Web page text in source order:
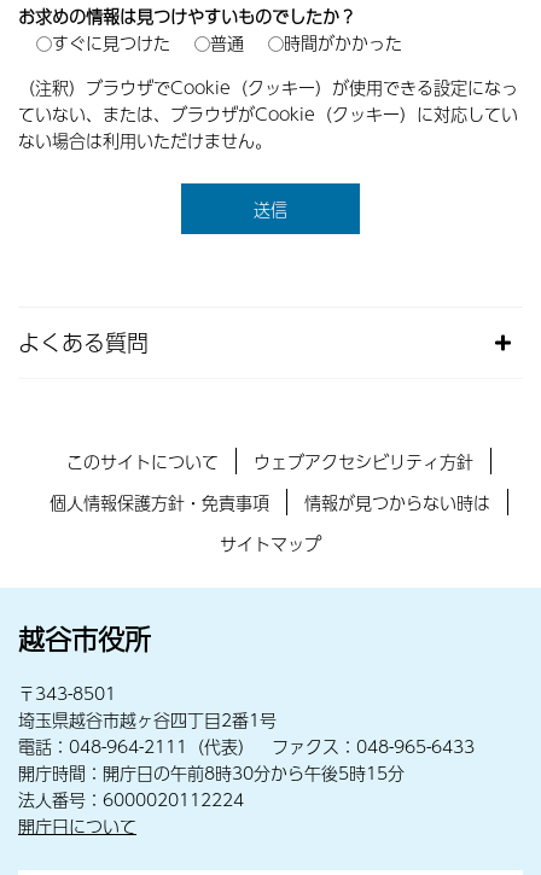
お求めの情報は見つけやすいものでしたか？
すぐに見つけた
普通
時間がかかった
（注釈）ブラウザでCookie（クッキー）が使用できる設定になっ
ていない、または、ブラウザがCookie（クッキー）に対応してい
ない場合は利用いただけません。
よくある質問
このサイトについて
ウェブアクセシビリティ方針
個人情報保護方針・免責事項
情報が見つからない時は
サイトマップ
越谷市役所
〒343-8501
埼玉県越谷市越ヶ谷四丁目2番1号
電話：048-964-2111（代表） ファクス：048-965-6433
開庁時間：開庁日の午前8時30分から午後5時15分
法人番号：6000020112224
開庁日について